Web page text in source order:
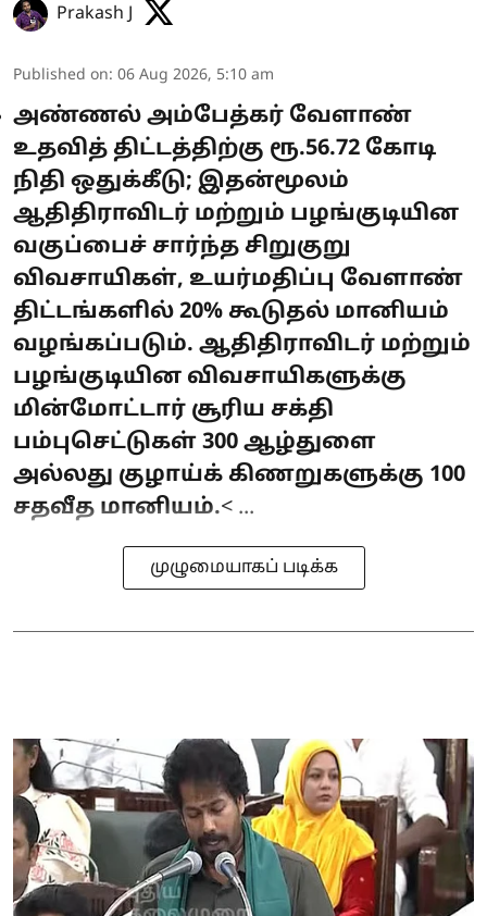
Prakash J
Published on: 06 Aug 2026, 5:10 am
அண்ணல் அம்பேத்கர் வேளாண்
உதவித் திட்டத்திற்கு ரூ.56.72 கோடி
நிதி ஒதுக்கீடு; இதன்மூலம்
ஆதிதிராவிடர் மற்றும் பழங்குடியின
வகுப்பைச் சார்ந்த சிறுகுறு
விவசாயிகள், உயர்மதிப்பு வேளாண்
திட்டங்களில் 20% கூடுதல் மானியம்
வழங்கப்படும். ஆதிதிராவிடர் மற்றும்
பழங்குடியின விவசாயிகளுக்கு
மின்மோட்டார் சூரிய சக்தி
பம்புசெட்டுகள் 300 ஆழ்துளை
அல்லது குழாய்க் கிணறுகளுக்கு 100
சதவீத மானியம்.< ...
முழுமையாகப் படிக்க